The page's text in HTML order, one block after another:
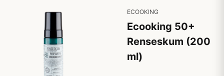
ECOOKING
Ecooking 50+
Renseskum (200
ml)